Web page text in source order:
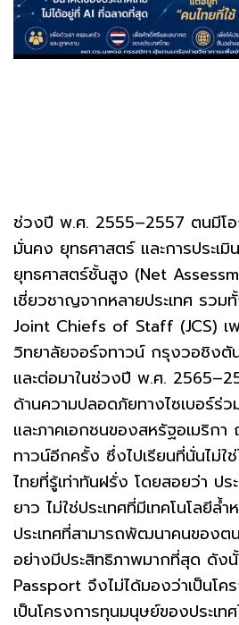
ช่วงปี พ.ศ. 2555–2557 ตนมีโอ
มั่นคง ยุทธศาสตร์ และการประเมิ
ยุทธศาสตร์ชั้นสูง (Net
เชี่ยวชาญจากหลายประเทศ รวม
Joint Chiefs of Staff (JCS) เ
วิทยาลัยจอร์จทาวน์ กรุงวอชิงตั
และต่อมาในช่วงปี พ.ศ.
ด้านความปลอดภัยทางไซเบอร์ร่ว
และภาคเอกชนของสหรัฐอเมริก
ทาวน์อีกครั้ง ซึ่งไปเรียนที่นั่นไม่ใ
ไทยที่รู้เท่าทันฝรั่ง โดยสอยว่า ประ
ยาว ไม่ใช่ประเทศที่มีเทคโนโลยีล้
ประเทศที่สามารถพัฒนาคนของตน
อย่างมีประสิทธิภาพมากที่สุด ดัง
Passport จึงไม่ได้มองว่าเป็นโ
เป็นโครงการทุนมนุษย์ของประเท